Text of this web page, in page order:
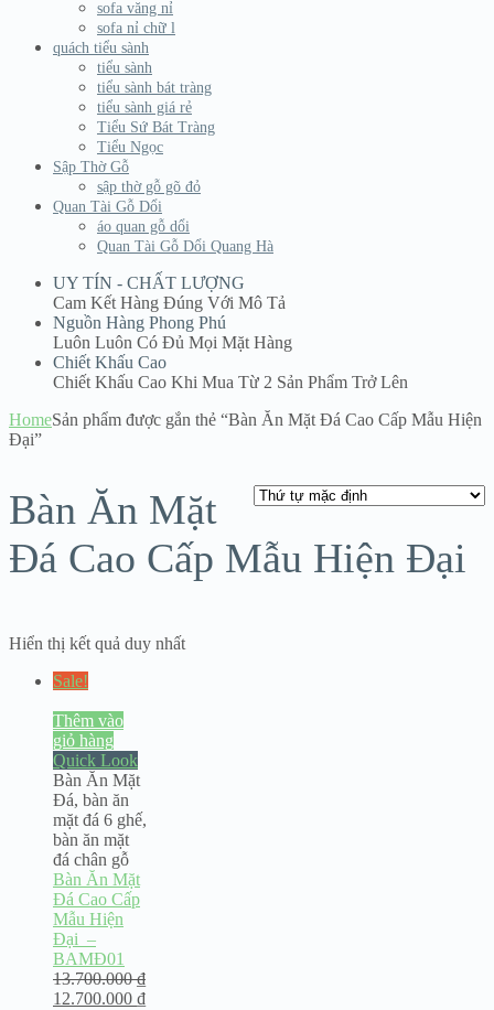
sofa văng nỉ
sofa nỉ chữ l
quách tiểu sành
tiểu sành
tiểu sành bát tràng
tiểu sành giá rẻ
Tiểu Sứ Bát Tràng
Tiểu Ngọc
Sập Thờ Gỗ
sập thờ gỗ gõ đỏ
Quan Tài Gỗ Dổi
áo quan gỗ dổi
Quan Tài Gỗ Dổi Quang Hà
UY TÍN - CHẤT LƯỢNG
Cam Kết Hàng Đúng Với Mô Tả
Nguồn Hàng Phong Phú
Luôn Luôn Có Đủ Mọi Mặt Hàng
Chiết Khấu Cao
Chiết Khấu Cao Khi Mua Từ 2 Sản Phẩm Trở Lên
HomeSản phẩm được gắn thẻ “Bàn Ăn Mặt Đá Cao Cấp Mẫu Hiện
Đại”
Bàn Ăn Mặt
Đá Cao Cấp Mẫu Hiện Đại
Hiển thị kết quả duy nhất
Sale!
Thêm vào
giỏ hàng
Quick Look
Bàn Ăn Mặt
Đá, bàn ăn
mặt đá 6 ghế,
bàn ăn mặt
đá chân gỗ
Bàn Ăn Mặt
Đá Cao Cấp
Mẫu Hiện
Đại –
BAMĐ01
13.700.000₫
12.700.000 ₫